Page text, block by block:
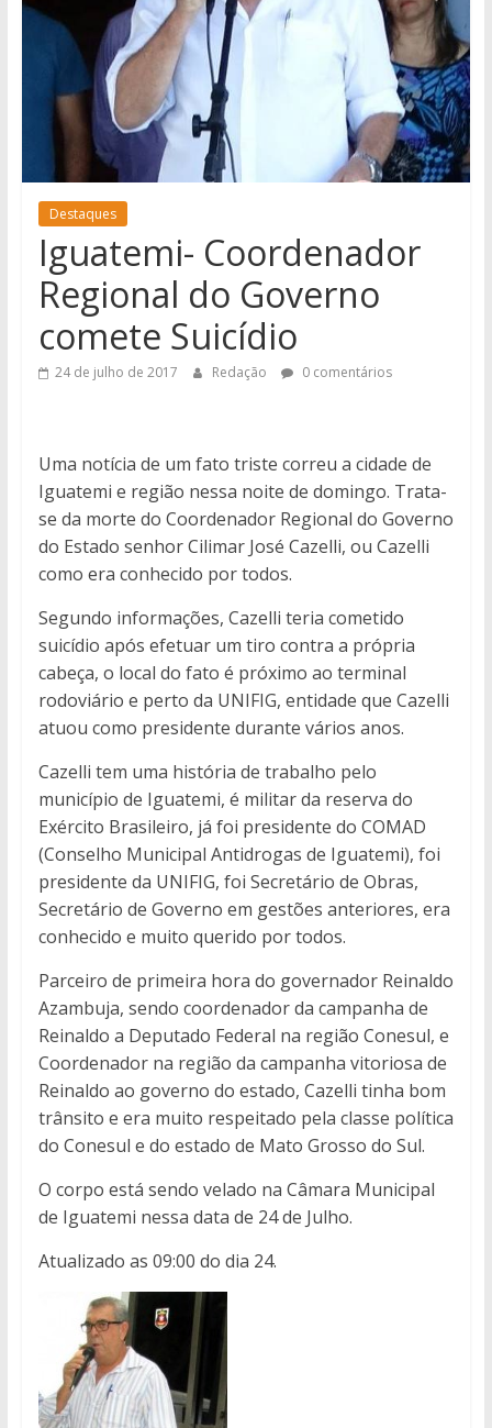
notícias
Iguatemi
região.
Destaques
Iguatemi- Coordenador
Regional do Governo
comete Suicídio
24 de julho de 2017 Redação 0 comentários
Uma notícia de um fato triste correu a cidade de
Iguatemi e região nessa noite de domingo. Trata-
se da morte do Coordenador Regional do Governo
do Estado senhor Cilimar José Cazelli, ou Cazelli
como era conhecido por todos.
Segundo informações, Cazelli teria cometido
suicídio após efetuar um tiro contra a própria
cabeça, o local do fato é próximo ao terminal
rodoviário e perto da UNIFIG, entidade que Cazelli
atuou como presidente durante vários anos.
Cazelli tem uma história de trabalho pelo
município de Iguatemi, é militar da reserva do
Exército Brasileiro, já foi presidente do COMAD
(Conselho Municipal Antidrogas de Iguatemi), foi
presidente da UNIFIG, foi Secretário de Obras,
Secretário de Governo em gestões anteriores, era
conhecido e muito querido por todos.
Parceiro de primeira hora do governador Reinaldo
Azambuja, sendo coordenador da campanha de
Reinaldo a Deputado Federal na região Conesul, e
Coordenador na região da campanha vitoriosa de
Reinaldo ao governo do estado, Cazelli tinha bom
trânsito e era muito respeitado pela classe política
do Conesul e do estado de Mato Grosso do Sul.
O corpo está sendo velado na Câmara Municipal
de Iguatemi nessa data de 24 de Julho.
Atualizado as 09:00 do dia 24.